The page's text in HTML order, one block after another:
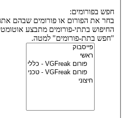
חפש בפורומים:
בחר את הפורום או פורומים שבהם
החיפוש בתתי-פורומים מתבצע
"חפש בתת-פורומים" למטה.